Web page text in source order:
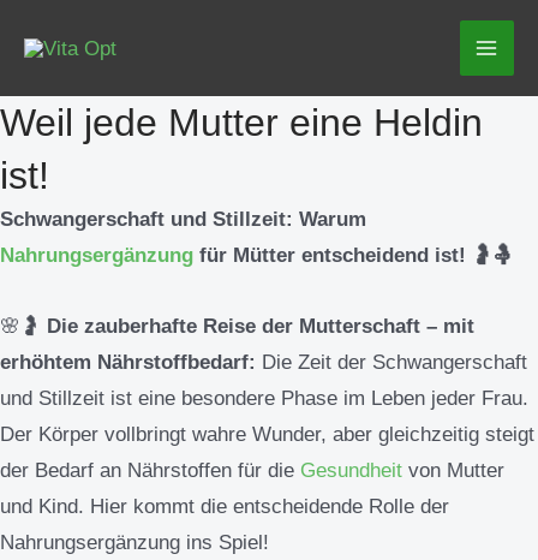
Inhalt
Weil jede Mutter eine Heldin
ist!
Schwangerschaft und Stillzeit: Warum
Nahrungsergänzung für Mütter entscheidend ist! 🤰🤱
🌸🤰
Die zauberhafte Reise der Mutterschaft – mit
erhöhtem Nährstoffbedarf: Die Zeit der Schwangerschaft
und Stillzeit ist eine besondere Phase im Leben jeder Frau.
Der Körper vollbringt wahre Wunder, aber gleichzeitig steigt
der Bedarf an Nährstoffen für die Gesundheit von Mutter
und Kind. Hier kommt die entscheidende Rolle der
Nahrungsergänzung ins Spiel!